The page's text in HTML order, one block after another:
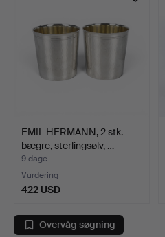
EMIL HERMANN, 2 stk.
bægre, sterlingsølv, …
9 dage
Vurdering
422 USD
Overvåg søgning